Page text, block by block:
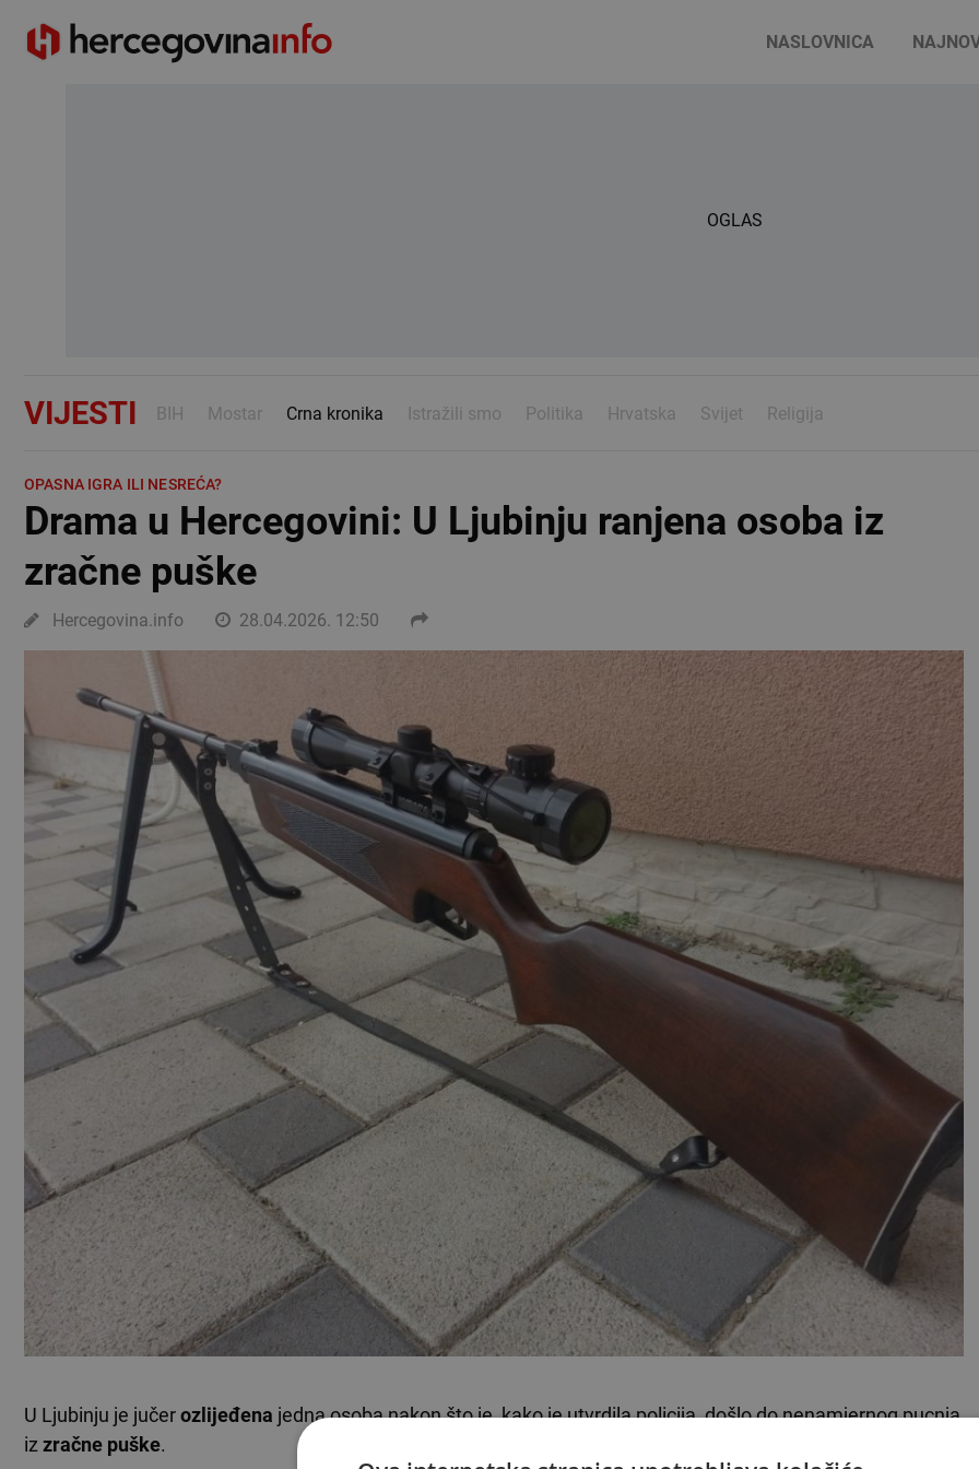
NASLOVNICA
OGLAS
VIJESTI BIH Mostar Crna kronika Istražili smo Politika Hrvatska Svijet Religija
OPASNA IGRA ILI NESREĆA?
Drama u Hercegovini: U Ljubinju ranjena osoba iz
zračne puške
Hercegovina.info 28.04.2026. 12:50
U Ljubinju je jučerozlijeđena jedna osoba nakon što je, kako je utvrdilapolicija, došlo do nenamjernog pucnja
iz zračne puške.